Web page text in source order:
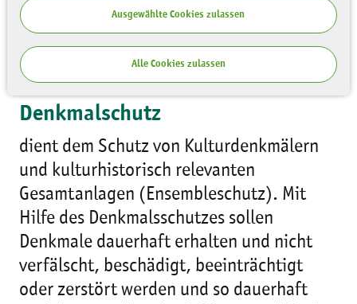
Ausgewählte Cookies zulassen
Alle Cookies zulassen
Zukunft aussehen und folgende
Maßnahmen müssen hierfür umgesetzt
werden.
Denkmalschutz
dient dem Schutz von Kulturdenkmälern
und kulturhistorisch relevanten
Gesamtanlagen (Ensembleschutz). Mit
Hilfe des Denkmalsschutzes sollen
Denkmale dauerhaft erhalten und nicht
verfälscht, beschädigt, beeinträchtigt
oder zerstört werden und so dauerhaft